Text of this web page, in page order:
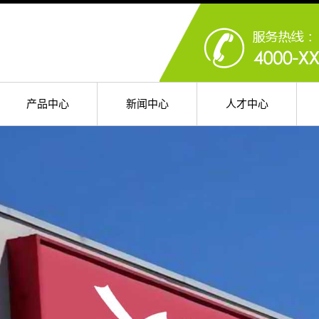
产品中心 新闻中心 人才中心